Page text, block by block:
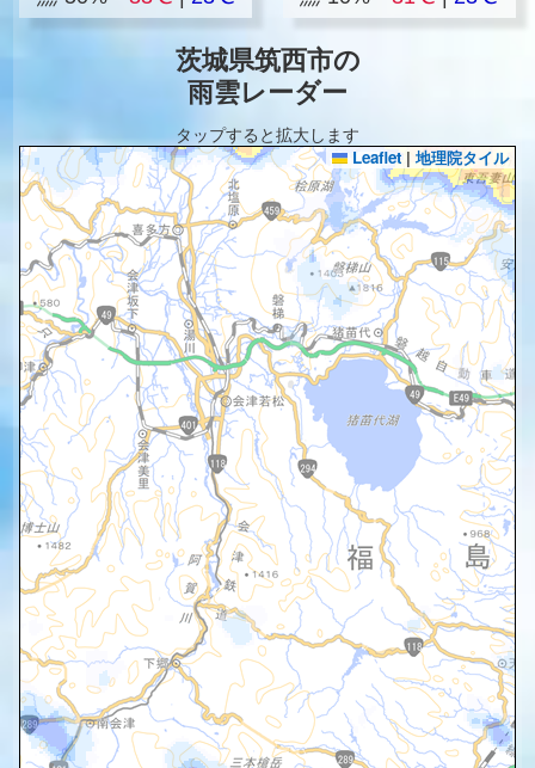
茨城県筑西市の
雨雲レーダー
タップすると拡大します
Leaflet | 地理院タイル